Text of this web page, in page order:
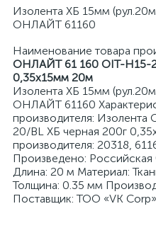
Изолента ХБ 15мм
ОНЛАЙТ 61160
Наименование товара
ОНЛАЙТ 61 160 OIT-H15-
0,35х15мм 20м
Изолента ХБ 15мм
ОНЛАЙТ 61160
производителя:
20/BL ХБ черная 200г
производителя: 20318,
Произведено:
Длина: 20 м Материал:
Толщина: 0.35 мм
Поставщик: ТОО «VK Corp»